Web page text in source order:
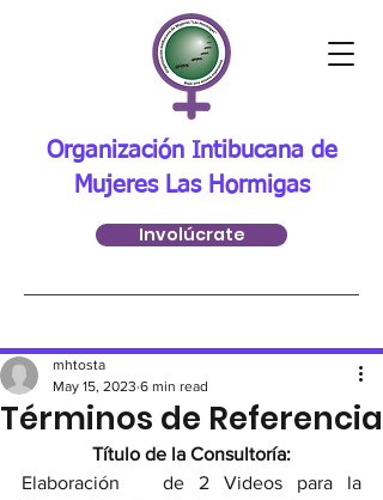
Organización Intibucana de
Mujeres Las Hormigas
Involúcrate
Términos de Referencia
mhtosta
May 15, 2023 6 min read
Título de la Consultoría:
Elaboración   de 2 Videos para la